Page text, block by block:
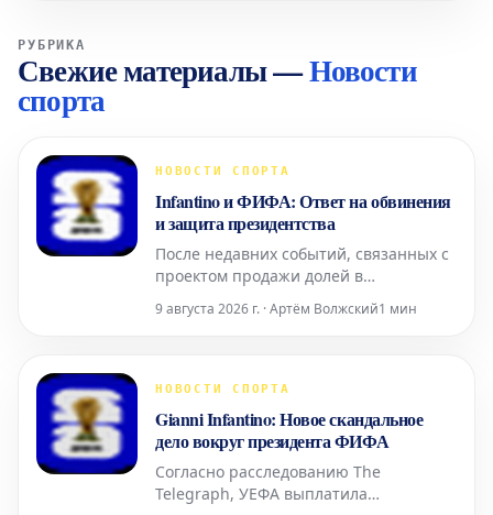
РУБРИКА
Свежие материалы—Новости
спорта
НОВОСТИ СПОРТА
Infantino и ФИФА: Ответ на обвинения
и защита президентства
После недавних событий, связанных с
проектом продажи долей в
президент Джанни Инфантино
заявлении они утверждают, что не
либо потенциальных оппонентов на
предстоящ
9 августа 2026 г. · Артём Волжский1 мин
НОВОСТИ СПОРТА
Gianni Infantino: Новое скандальное
дело вокруг президента ФИФА
Согласно расследованию The
Telegraph, УЕФА выплатила